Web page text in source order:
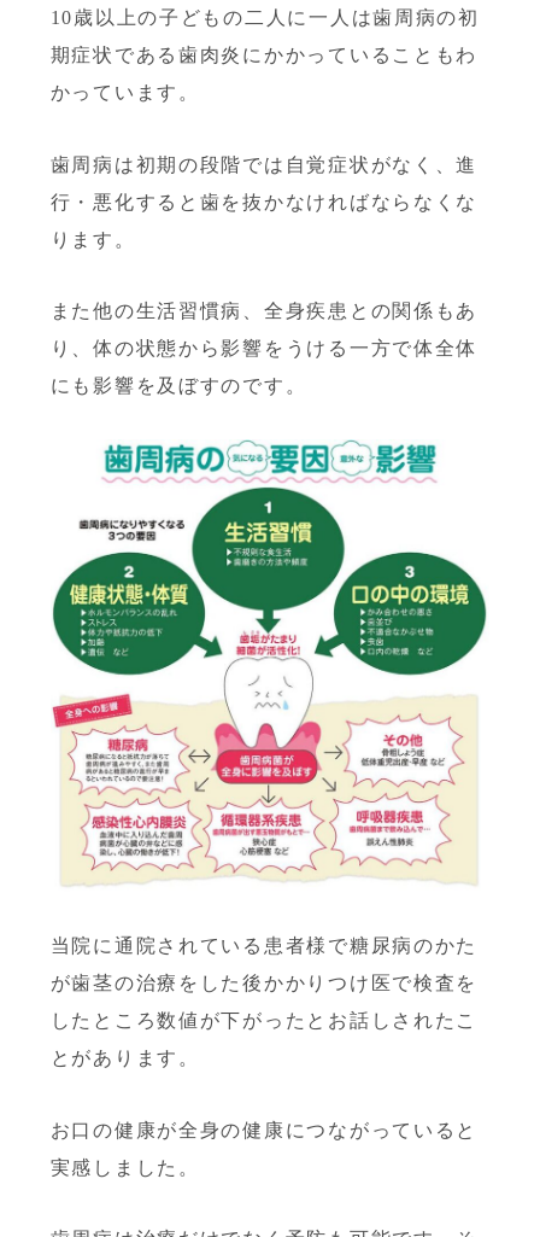
10歳以上の子どもの二人に一人は歯周病の初
期症状である歯肉炎にかかっていることもわ
かっています。
歯周病は初期の段階では 自覚症状がなく、進
行・悪化すると歯を抜かなければならなくな
ります。
また他の生活習慣病、全身疾患との関係もあ
り、体の状態から影響をうける一方で体全体
にも影響を及ぼすのです。
当院に通院されている患者様で糖尿病のかた
が歯茎の治療をした後かかりつけ医で検査を
したところ数値が下がったとお話しされたこ
とがあります。
お口の健康が全身の健康につながっていると
実感しました。